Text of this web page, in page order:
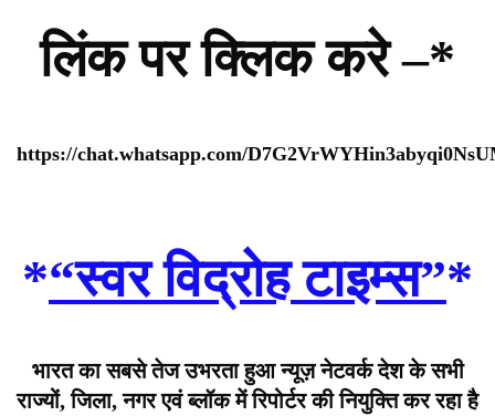
लिंक पर क्लिक करे –*
https://chat.whatsapp.com/
*“स्वर विद्रोह टाइम्स”*
भारत का सबसे तेज उभरता हुआ न्यूज़ नेटवर्क देश के सभी
राज्यों, जिला, नगर एवं ब्लॉक में रिपोर्टर की नियुक्ति कर रहा है